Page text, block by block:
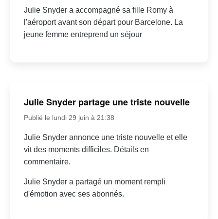
Julie Snyder a accompagné sa fille Romy à
l'aéroport avant son départ pour Barcelone. La
jeune femme entreprend un séjour
Julie Snyder partage une triste nouvelle
Publié le lundi 29 juin à 21:38
Julie Snyder annonce une triste nouvelle et elle
vit des moments difficiles. Détails en
commentaire.
Julie Snyder a partagé un moment rempli
d'émotion avec ses abonnés.